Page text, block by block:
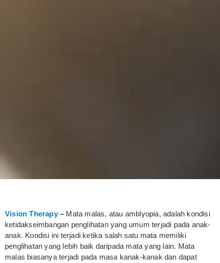
Vision Therapy– Mata malas, atau amblyopia, adalah kondisi
ketidakseimbangan penglihatan yang umum terjadi pada anak-
anak. Kondisi ini terjadi ketika salah satu mata memiliki
penglihatan yang lebih baik daripada mata yang lain. Mata
malas biasanya terjadi pada masa kanak-kanak dan dapat